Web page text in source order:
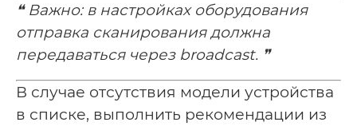
❝ Важно: в настройках оборудования
отправка сканирования должна
передаваться через broadcast. ❞
В случае отсутствия модели устройства
в списке, выполнить рекомендации из